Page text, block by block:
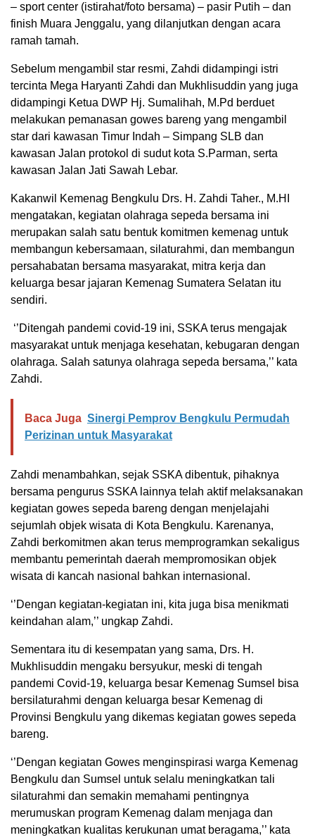
– sport center (istirahat/foto bersama) – pasir Putih – dan
finish Muara Jenggalu, yang dilanjutkan dengan acara
ramah tamah.
Sebelum mengambil star resmi, Zahdi didampingi istri
tercinta Mega Haryanti Zahdi dan Mukhlisuddin yang juga
didampingi Ketua DWP Hj. Sumalihah, M.Pd berduet
melakukan pemanasan gowes bareng yang mengambil
star dari kawasan Timur Indah – Simpang SLB dan
kawasan Jalan protokol di sudut kota S.Parman, serta
kawasan Jalan Jati Sawah Lebar.
Kakanwil Kemenag Bengkulu Drs. H. Zahdi Taher., M.HI
mengatakan, kegiatan olahraga sepeda bersama ini
merupakan salah satu bentuk komitmen kemenag untuk
membangun kebersamaan, silaturahmi, dan membangun
persahabatan bersama masyarakat, mitra kerja dan
keluarga besar jajaran Kemenag Sumatera Selatan itu
sendiri.
‘’Ditengah pandemi covid-19 ini, SSKA terus mengajak
masyarakat untuk menjaga kesehatan, kebugaran dengan
olahraga. Salah satunya olahraga sepeda bersama,’’ kata
Zahdi.
Baca Juga Sinergi Pemprov Bengkulu Permudah
Perizinan untuk Masyarakat
Zahdi menambahkan, sejak SSKA dibentuk, pihaknya
bersama pengurus SSKA lainnya telah aktif melaksanakan
kegiatan gowes sepeda bareng dengan menjelajahi
sejumlah objek wisata di Kota Bengkulu. Karenanya,
Zahdi berkomitmen akan terus memprogramkan sekaligus
membantu pemerintah daerah mempromosikan objek
wisata di kancah nasional bahkan internasional.
‘’Dengan kegiatan-kegiatan ini, kita juga bisa menikmati
keindahan alam,’’ ungkap Zahdi.
Sementara itu di kesempatan yang sama, Drs. H.
Mukhlisuddin mengaku bersyukur, meski di tengah
pandemi Covid-19, keluarga besar Kemenag Sumsel bisa
bersilaturahmi dengan keluarga besar Kemenag di
Provinsi Bengkulu yang dikemas kegiatan gowes sepeda
bareng.
‘’Dengan kegiatan Gowes menginspirasi warga Kemenag
Bengkulu dan Sumsel untuk selalu meningkatkan tali
silaturahmi dan semakin memahami pentingnya
merumuskan program Kemenag dalam menjaga dan
meningkatkan kualitas kerukunan umat beragama,’’ kata